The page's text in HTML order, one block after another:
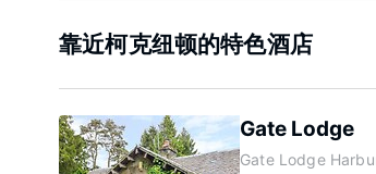
靠近柯克纽顿的特色酒店
Gate Lodge
Gate Lodge